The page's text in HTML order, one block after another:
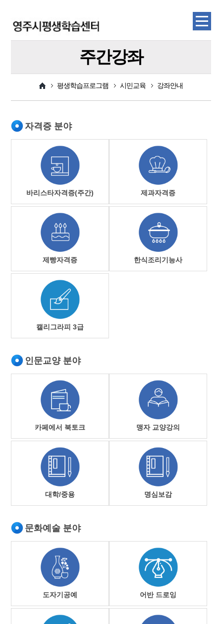
주간강좌
평생학습프로그램 시민교육 강좌안내
자격증 분야
바리스타자격증(주간) 제과자격증
제빵자격증 한식조리기능사
캘리그라피 3급
인문교양 분야
카페에서 북토크 맹자 교양강의
대학/중용 명심보감
문화예술 분야
도자기공예 어반 드로잉